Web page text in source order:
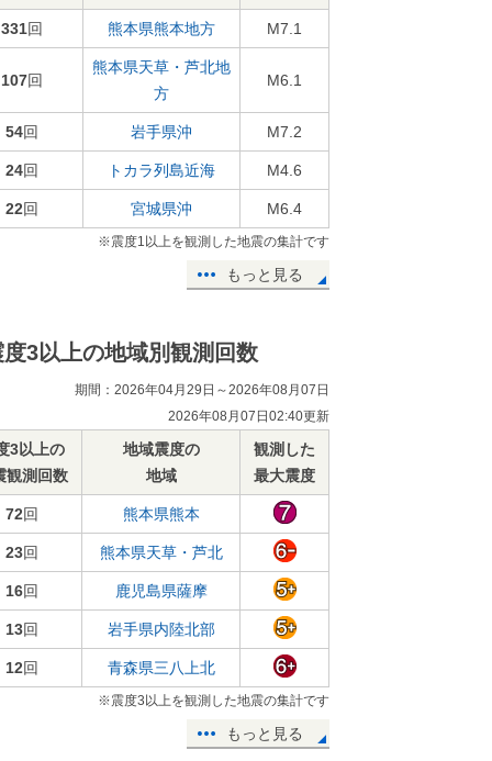
331回 熊本県熊本地方 M7.1
107回
熊本県天草・芦北地
方
M6.1
54回 岩手県沖 M7.2
24回 トカラ列島近海 M4.6
22回 宮城県沖 M6.4
※震度1以上を観測した地震の集計です
もっと見る
度3以上の地域別観測回数
期間：2026年04月29日～2026年08月07日
2026年08月07日02:40更新
3以上の
観測回数
地域震度の
地域
観測した
最大震度
72回 熊本県熊本
23回 熊本県天草・芦北
16回 鹿児島県薩摩
13回 岩手県内陸北部
12回 青森県三八上北
※震度3以上を観測した地震の集計です
もっと見る